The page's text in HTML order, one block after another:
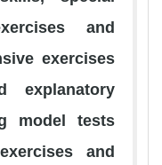
and
exercises
explanatory
model tests
and